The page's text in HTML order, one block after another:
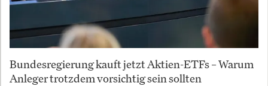
Bundesregierung kauft jetzt Aktien-ETFs – Warum
Anleger trotzdem vorsichtig sein sollten